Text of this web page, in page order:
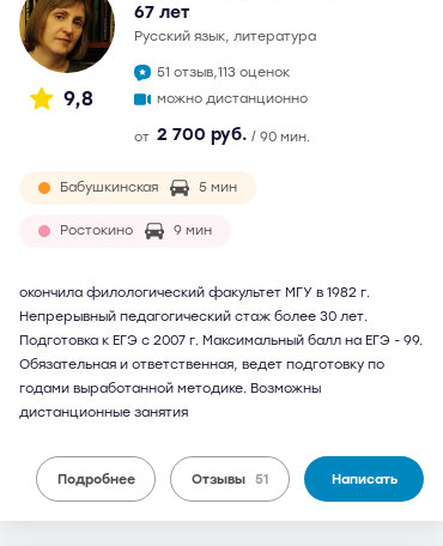
9,8
67 лет
русский язык, литература
51 отзыв,113 оценок
можно дистанционно
от 2 700 руб. / 90 мин.
Бабушкинская 5 мин
Ростокино 9 мин
окончила филологический факультет МГУ в 1982 г.
Непрерывный педагогический стаж более 30 лет.
Подготовка к ЕГЭ с 2007 г. Максимальный балл на ЕГЭ - 99.
Обязательная и ответственная, ведет подготовку по
годами выработанной методике. Возможны
дистанционные занятия
Подробнее Отзывы 51 Написать